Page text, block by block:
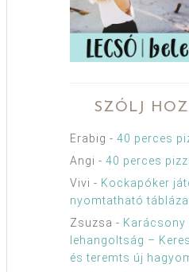
SZÓLJ
Erabig - 40 perces
Angi - 40 perces
Vivi - Kockapóker
nyomtatható
Zsuzsa - Karácsony
lehangoltság –
és teremts új